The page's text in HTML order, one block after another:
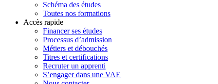
Schéma des études
Toutes nos formations
Accès rapide
Financer ses études
Processus d’admission
Métiers et débouchés
Titres et certifications
Recruter un apprenti
S’engager dans une VAE